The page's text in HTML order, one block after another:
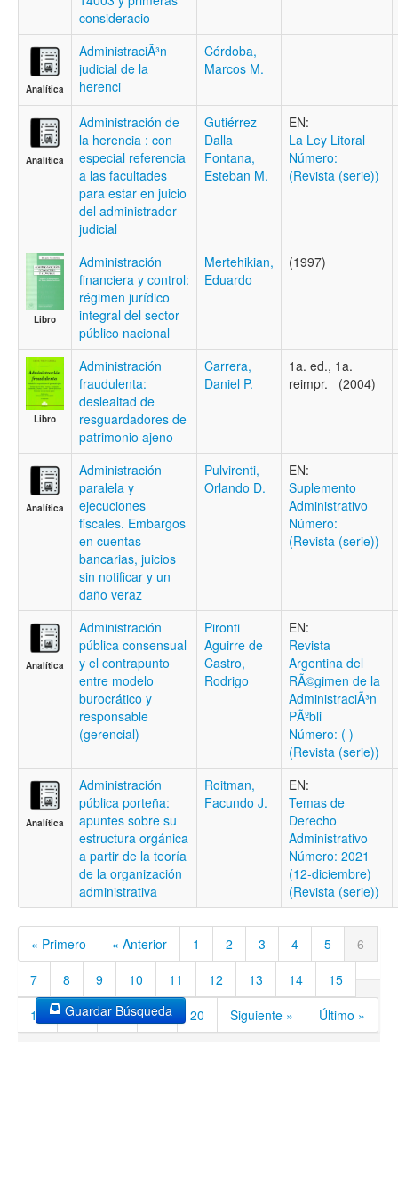
consideracio
Analítica
AdministraciÃ³n
judicial de la
herenci
Córdoba,
Marcos M.
Analítica
Administración de
la herencia : con
especial referencia
a las facultades
para estar en juicio
del administrador
judicial
Gutiérrez
Dalla
Fontana,
Esteban M.
EN:
La Ley Litoral
Número:
(Revista (serie))
Libro
Administración
financiera y control:
régimen jurídico
integral del sector
público nacional
Mertehikian,
Eduardo
(1997)
Libro
Administración
fraudulenta:
deslealtad de
resguardadores de
patrimonio ajeno
Carrera,
Daniel P.
1a. ed., 1a.
reimpr. (2004)
Analítica
Administración
paralela y
ejecuciones
fiscales. Embargos
en cuentas
bancarias, juicios
sin notificar y un
daño veraz
Pulvirenti,
Orlando D.
EN:
Suplemento
Administrativo
Número:
(Revista (serie))
Analítica
Administración
pública consensual
y el contrapunto
entre modelo
burocrático y
responsable
(gerencial)
Pironti
Aguirre de
Castro,
Rodrigo
EN:
Revista
Argentina del
RÃ©gimen de la
AdministraciÃ³n
PÃºbli
Número: ( )
(Revista (serie))
Analítica
Administración
pública porteña:
apuntes sobre su
estructura orgánica
a partir de la teoría
de la organización
administrativa
Roitman,
Facundo J.
EN:
Temas de
Derecho
Administrativo
Número: 2021
(12-diciembre)
(Revista (serie))
« Primero « Anterior 1 2 3 4 5
6
7
8 9 10 11 12 13 14
15
16
17 18 19 20 Siguiente » Último »
Guardar Búsqueda